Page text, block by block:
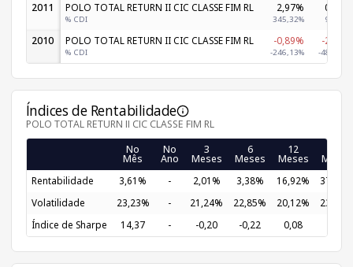
2011 POLO TOTAL RETURN II CIC CLASSE FIM RL
% CDI
2,97%
345,32%
0,83%
98,86%
2010 POLO TOTAL RETURN II CIC CLASSE FIM RL
% CDI
-0,89%
-246,13%
-2,86%
-483,10%
Índices de Rentabilidade
POLO TOTAL RETURN II CIC CLASSE FIM RL
No
Mês
No
Ano
3
Meses
6
Meses
12
Meses Meses
Rentabilidade 3,61% - 2,01% 3,38% 16,92%
37,67%
Volatilidade
23,23% - 21,24% 22,85% 20,12%
23,46%
Índice de Sharpe
14,37 - -0,20 -0,22 0,08